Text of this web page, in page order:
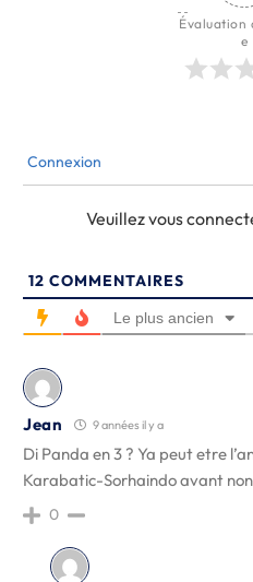
Évaluation
e
Connexion
Veuillez vous
12 COMMENTAIRES
Le plus ancien
Jean 9 années il y a
Di Panda en 3 ? Ya peut etre
Karabatic-Sorhaindo avant
0